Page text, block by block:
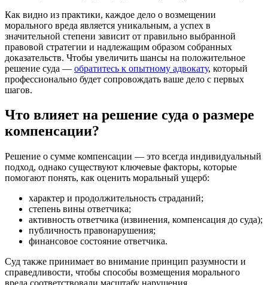
Как видно из практики, каждое дело о возмещении
морального вреда является уникальным, а успех в
значительной степени зависит от правильно выбранной
правовой стратегии и надлежащим образом собранных
доказательств. Чтобы увеличить шансы на положительное
решение суда — обратитесь к опытному адвокату, который
профессионально будет сопровождать ваше дело с первых
шагов.
Что влияет на решение суда о размере
компенсации?
Решение о сумме компенсации — это всегда индивидуальный
подход, однако существуют ключевые факторы, которые
помогают понять, как оценить моральный ущерб:
характер и продолжительность страданий;
степень вины ответчика;
активность ответчика (извинения, компенсация до суда);
публичность правонарушения;
финансовое состояние ответчика.
Суд также принимает во внимание принцип разумности и
справедливости, чтобы способы возмещения морального